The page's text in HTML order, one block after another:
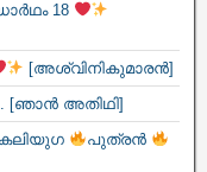
18
[അശ്വിനികുമാരൻ]
[ഞാൻ അതിഥി]
കലിയുഗ
പുത്രൻ